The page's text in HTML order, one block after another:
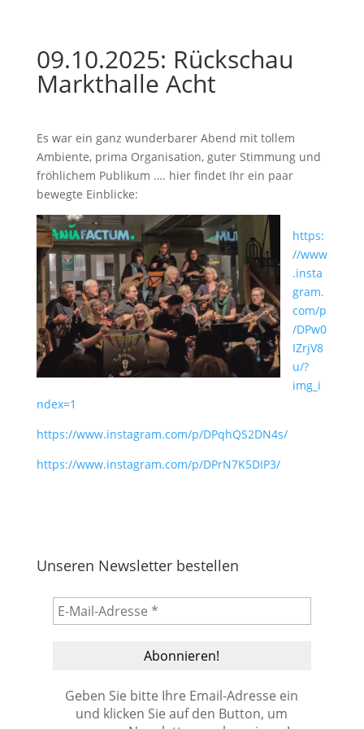
09.10.2025: Rückschau
Markthalle Acht
Es war ein ganz wunderbarer Abend mit tollem
Ambiente, prima Organisation, guter Stimmung und
fröhlichem Publikum …. hier findet Ihr ein paar
bewegte Einblicke:
https:
//www
.insta
gram.
com/p
/DPw0
IZrjV8
u/?
img_i
ndex=1
https://www.instagram.com/p/DPqhQS2DN4s/
https://www.instagram.com/p/DPrN7K5DIP3/
Unseren Newsletter bestellen
Geben Sie bitte Ihre Email-Adresse ein
und klicken Sie auf den Button, um